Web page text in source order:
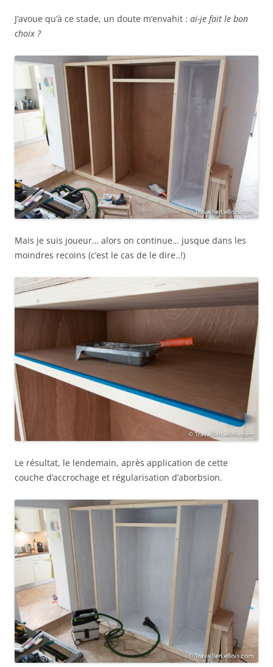
J’avoue qu’à ce stade, un doute m’envahit : ai-je fait le bon
choix ?
Mais je suis joueur… alors on continue… jusque dans les
moindres recoins (c’est le cas de le dire..!)
Le résultat, le lendemain, après application de cette
couche d’accrochage et régularisation d’aborbsion.